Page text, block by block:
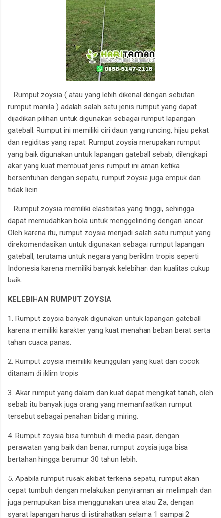
Rumput zoysia ( atau yang lebih dikenal dengan sebutan
rumput manila ) adalah salah satu jenis rumput yang dapat
dijadikan pilihan untuk digunakan sebagai rumput lapangan
gateball. Rumput ini memiliki ciri daun yang runcing, hijau pekat
dan regiditas yang rapat. Rumput zoysia merupakan rumput
yang baik digunakan untuk lapangan gateball sebab, dilengkapi
akar yang kuat membuat jenis rumput ini aman ketika
bersentuhan dengan sepatu, rumput zoysia juga empuk dan
tidak licin.
Rumput zoysia memiliki elastisitas yang tinggi, sehingga
dapat memudahkan bola untuk menggelinding dengan lancar.
Oleh karena itu, rumput zoysia menjadi salah satu rumput yang
direkomendasikan untuk digunakan sebagai rumput lapangan
gateball, terutama untuk negara yang beriklim tropis seperti
Indonesia karena memiliki banyak kelebihan dan kualitas cukup
baik.
KELEBIHAN RUMPUT ZOYSIA
1. Rumput zoysia banyak digunakan untuk lapangan gateball
karena memiliki karakter yang kuat menahan beban berat serta
tahan cuaca panas.
2. Rumput zoysia memiliki keunggulan yang kuat dan cocok
ditanam di iklim tropis
3. Akar rumput yang dalam dan kuat dapat mengikat tanah, oleh
sebab itu banyak juga orang yang memanfaatkan rumput
tersebut sebagai penahan bidang miring.
4. Rumput zoysia bisa tumbuh di media pasir, dengan
perawatan yang baik dan benar, rumput zoysia juga bisa
bertahan hingga berumur 30 tahun lebih.
5. Apabila rumput rusak akibat terkena sepatu, rumput akan
cepat tumbuh dengan melakukan penyiraman air melimpah dan
juga pemupukan bisa menggunakan urea atau Za, dengan
syarat lapangan harus di istirahatkan selama 1 sampai 2